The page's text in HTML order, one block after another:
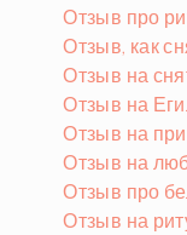
Отзыв про
Отзыв, как
Отзыв на
Отзыв на
Отзыв на
Отзыв на
Отзыв про
Отзыв на